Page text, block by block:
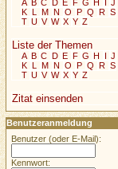
A B C D E F G H I J
K L M N O P Q R S
T U V W X Y Z
Liste der Themen
A B C D E F G H I J
K L M N O P Q R S
T U V W X Y Z
Zitat einsenden
Benutzeranmeldung
Benutzer (oder E-Mail):
Kennwort: